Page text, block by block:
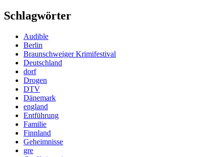
Schlagwörter
Audible
Berlin
Braunschweiger Krimifestival
Deutschland
dorf
Drogen
DTV
Dänemark
england
Entführung
Familie
Finnland
Geheimnisse
gre